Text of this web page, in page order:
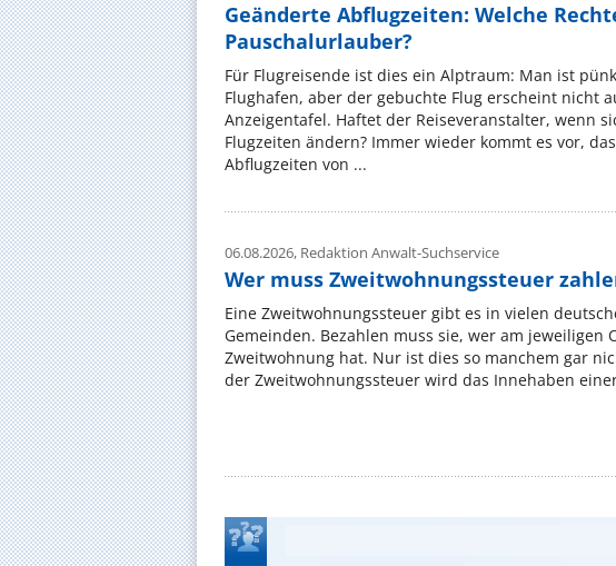
Geänderte Abflugzeiten: Welche
Pauschalurlauber?
Für Flugreisende ist dies ein Alptraum: Man ist
Flughafen, aber der gebuchte Flug erscheint nicht
Anzeigentafel. Haftet der Reiseveranstalter, wenn
Flugzeiten ändern? Immer wieder kommt es vor,
Abflugzeiten von ...
06.08.2026, Redaktion Anwalt-Suchservice
Wer muss Zweitwohnungssteuer
Eine Zweitwohnungssteuer gibt es in vielen
Gemeinden. Bezahlen muss sie, wer am jeweiligen
Zweitwohnung hat. Nur ist dies so manchem gar
der Zweitwohnungssteuer wird das Innehaben